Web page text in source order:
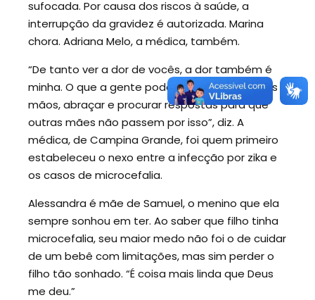
sufocada. Por causa dos riscos à saúde, a
interrupção da gravidez é autorizada. Marina
chora. Adriana Melo, a médica, também.
“De tanto ver a dor de vocês, a dor também é
minha. O que a gente pode fazer é segurar nas
mãos, abraçar e procurar respostas para que
outras mães não passem por isso”, diz. A
médica, de Campina Grande, foi quem primeiro
estabeleceu o nexo entre a infecção por zika e
os casos de microcefalia.
Alessandra é mãe de Samuel, o menino que ela
sempre sonhou em ter. Ao saber que filho tinha
microcefalia, seu maior medo não foi o de cuidar
de um bebê com limitações, mas sim perder o
filho tão sonhado. “É coisa mais linda que Deus
me deu.”